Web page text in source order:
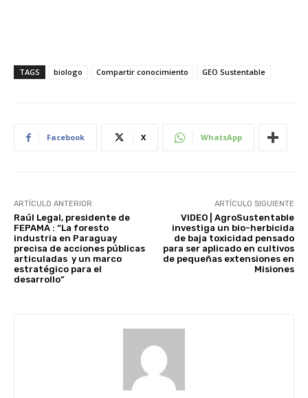
TAGS biologo Compartir conocimiento GEO Sustentable
Facebook X WhatsApp
ARTÍCULO ANTERIOR
Raúl Legal, presidente de
FEPAMA : “La foresto
industria en Paraguay
precisa de acciones públicas
articuladas y un marco
estratégico para el
desarrollo”
ARTÍCULO SIGUIENTE
VIDEO | AgroSustentable
investiga un bio-herbicida
de baja toxicidad pensado
para ser aplicado en cultivos
de pequeñas extensiones en
Misiones